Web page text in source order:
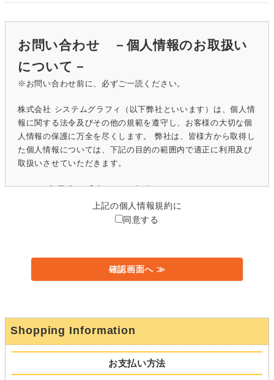
お問い合わせ －個人情報のお取扱い
について－
※お問い合わせ前に、必ずご一読ください。
株式会社 システムグラフィ（以下弊社といいます）は、個人情
報に関する法令及びその他の規範を遵守し、お客様の大切な個
人情報の保護に万全を尽くします。 弊社は、皆様方から取得し
た個人情報については、下記の目的の範囲内で適正に利用及び
取扱いさせていただきます。
（１）事業者の氏名または名称
株式会社 システムグラフィ
（３）個人情報の利用目的
②お問い合わせへの対応
④商品、サービス、催し物のご案内の送付
上記の個人情報規約に
同意する
Shopping Information
お支払い方法